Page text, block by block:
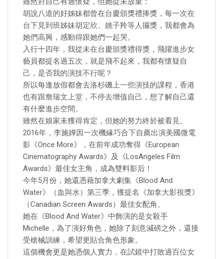
胡說八道的好姊妹都曾在台慶頒獎禮捧獎，每一次在
台下見到班姊妹胡定欣、姚子羚等人攞獎，我都會為
她們高興，感動得跟她們一起哭。
入行十四年，我從未在台慶頒獎禮得獎，飛躍進步女
藝員都提名過五次，就是飛不起來，我都有懷疑自
己，是否我的演技不行呢？
所以每逢放假都會去洛杉磯上一些演技的課程，香港
也有跟詹瑞文上堂，不停去增值自己，想了解自己還
有什麼進步空間。
雖然在娘家未獲得肯定，但她的努力終於被看見。
2016年，李施嬅因一次機緣巧合下自薦出演美國微電
影《Once More》，在前年成功奪得《European
Cinematography Awards》及《LosAngeles Film
Awards》最佳女主角，成為雙料影后！
今年5月份，她還憑藉加拿大劇集《Blood And
Water》（血與水）第三季，獲提名《加拿大影視獎》
（Canadian Screen Awards）最佳女配角。
她在《Blood And Water》中飾演的是女殺手
Michelle，為了演好角色，她除了刻意減磅之外，還接
受槍械訓練，希望更貼合角色形象。
這個機會更是她憑個人實力，在試鏡中打敗過百位女